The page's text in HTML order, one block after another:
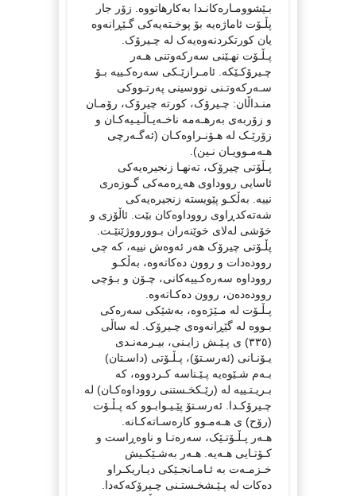
بـێشوومـارەکانـدا بەکارهاتووە. زۆر جار
پڵـۆت ئاماژەیە بۆ پوخـتەیەکی گـێڕانەوە
یان کورتکردنەوەیەک لە چـیرۆک.
پـڵـۆت نهـێنی سەرکەوتنی هـەر
چـیرۆکـێکە. ئامـرازێـکی سەرەکـییە بـۆ
سـەرکەوتـنی نووسینی پەرتـووکی
منـداڵان: چـیرۆک، کورتە چیرۆک، رۆمـان
و زۆربەی بەرهـەمە ناخـەیـاڵـیـیەکـان و
زۆرێـک لە هـۆنـراوەکـان (ئەگـەرچی
هـەمـوویـان نـین).
پـڵۆتی چیرۆک، تەنهـا زنجیرەیەکی
ئاسایی رووداوی هەڕەمەکی گـوزەری
نییە. بەڵکـو پێویستە زنجیرەیەکی
شەتەکدڕاوی رووداوەکان بێت. ئاڵۆزی و
خۆشی لەلای خوێنەران بـوورووژێنێـت.
پڵـۆتی چیرۆک هەر ئەوەش نییە، کە چی
روودەدات و روون دەکاتەوە، بەڵکـو
رووداوە سەرەکـییەکانی، چـۆن و بـۆچی
روودەدەن، روون دەکـاتەوە.
پـڵـۆت لە مـێژەوە، بەشێکی سەرەکی
بـووە لە گێڕانەوەی چـیرۆک. لە ساڵی
(٣٣٥) ی پـێـش زایـنی، بیـرمەنـدی
یـۆنـانی (ئەرسـتۆ)، پـڵـۆتی (داسـتان)
بـەم شـێوەیە پـێـناسە کـردووە، کە
بـریـتـییە لە (رێـکخـستنی رووداوەکـان) لە
چـیرۆکـدا. ئەرسـتۆ پێـیـوابـوو کە پـڵـۆت
(رۆح) ی هـەمـوو کارەسـاتەکـانە.
هـەر پـڵـۆتـێک، سەرەتـا و ناوەڕاست و
کـۆتـایی هـەیە. هـەر بەشـێکـیش
خـزمـەت بە ئـامـانجـێکی دیـاریکـراو
دەکات لە پـێـشخـستـنی چـیرۆکەکەدا.